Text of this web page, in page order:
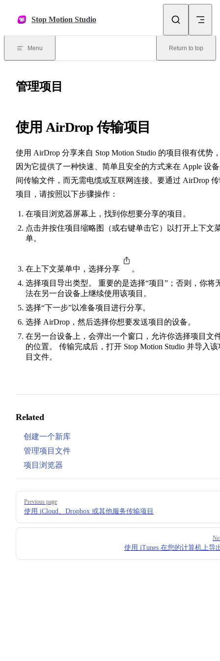
Stop Motion Studio
Menu Return to top
管理项目
使用 AirDrop 传输项目
使用 AirDrop 分享来自 Stop Motion Studio 的项目很有优势
因为它提供了一种快速、简单且安全的方式来在 Apple 设
间传输文件，而无需电缆或互联网连接。要通过 AirDrop
项目，请按照以下步骤操作：
在项目浏览器屏幕上，找到你想要分享的项目。
点击并按住项目缩略图（或右键单击它）以打开上下文
单。
在上下文菜单中，选择分享
。
选择项目导出类型。 重要的是选择“项目”；否则，你将
法在另一台设备上继续使用该项目。
选择“下一步”以准备项目进行分享。
选择 AirDrop，然后选择你想要发送项目的设备。
在另一台设备上，会弹出一个窗口，允许你选择项目文
的位置。 传输完成后，打开 Stop Motion Studio 并导入该
目文件。
Related
创建一个新库
管理项目文件
项目浏览器
Pager
Previous page
使用 iCloud、Dropbox 或其他服务传输项目
使用 iTunes 在您的计算机上导